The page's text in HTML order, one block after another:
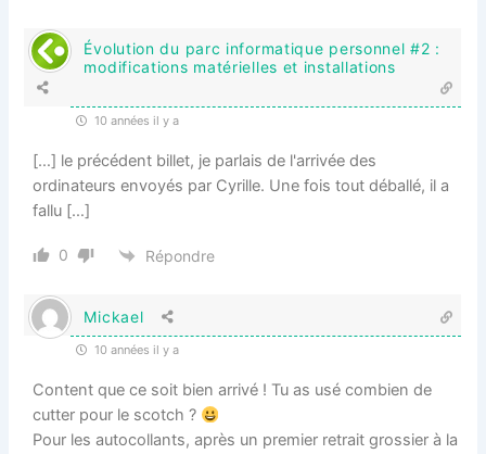
Évolution du parc informatique personnel #2 :
modifications matérielles et installations
10 années il y a
[…] le précédent billet, je parlais de l'arrivée des
ordinateurs envoyés par Cyrille. Une fois tout déballé, il a
fallu […]
0 Répondre
Mickael
10 années il y a
Content que ce soit bien arrivé ! Tu as usé combien de
cutter pour le scotch ?
Pour les autocollants, après un premier retrait grossier à la